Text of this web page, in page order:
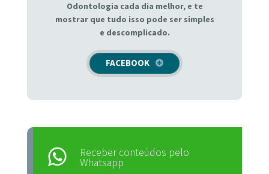
Odontologia cada dia melhor, e te
mostrar que tudo isso pode ser simples
e descomplicado.
FACEBOOK
Receber conteúdos pelo
Whatsapp